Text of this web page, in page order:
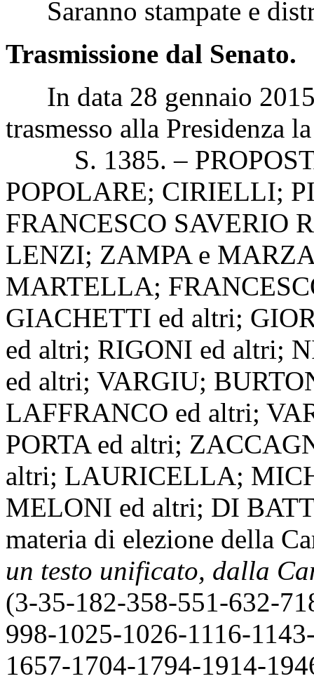
Saranno stampate e
Trasmissione dal Senato.
In data 28 gennaio 2015
trasmesso alla Presidenza
S. 1385. –
POPOLARE; CIRIELLI;
FRANCESCO SAVERIO
LENZI; ZAMPA e
MARTELLA;
GIACHETTI ed altri;
ed altri; RIGONI ed altri;
ed altri; VARGIU;
LAFFRANCO ed altri;
PORTA ed altri;
altri; LAURICELLA;
MELONI ed altri; DI
materia di elezione della
un testo unificato, dalla
(3-35-182-358-551-632-
998-1025-1026-1116-
1657-1704-1794-1914-